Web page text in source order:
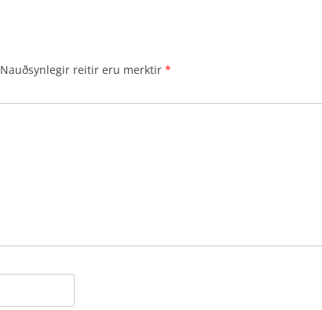
Nauðsynlegir reitir eru merktir *